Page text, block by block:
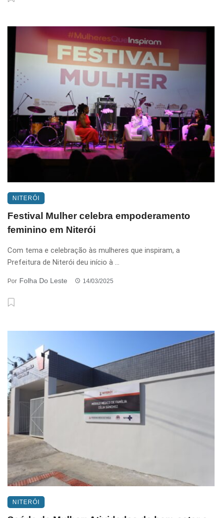
NITERÓI
Festival Mulher celebra empoderamento
feminino em Niterói
Com tema e celebração às mulheres que inspiram, a
Prefeitura de Niterói deu início à ...
Por Folha Do Leste 14/03/2025
NITERÓI